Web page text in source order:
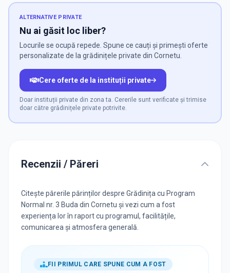
ALTERNATIVE PRIVATE
Nu ai găsit loc liber?
Locurile se ocupă repede. Spune ce cauți și primești oferte
personalizate de la grădinițele private din Cornetu.
Cere oferte de la instituții private
Doar instituții private din zona ta. Cererile sunt verificate și trimise
doar către grădinițele private potrivite.
Recenzii / Păreri
Citește părerile părinților despre Grădinița cu Program
Normal nr. 3 Buda din Cornetu și vezi cum a fost
experiența lor în raport cu programul, facilitățile,
comunicarea și atmosfera generală.
FII PRIMUL CARE SPUNE CUM A FOST